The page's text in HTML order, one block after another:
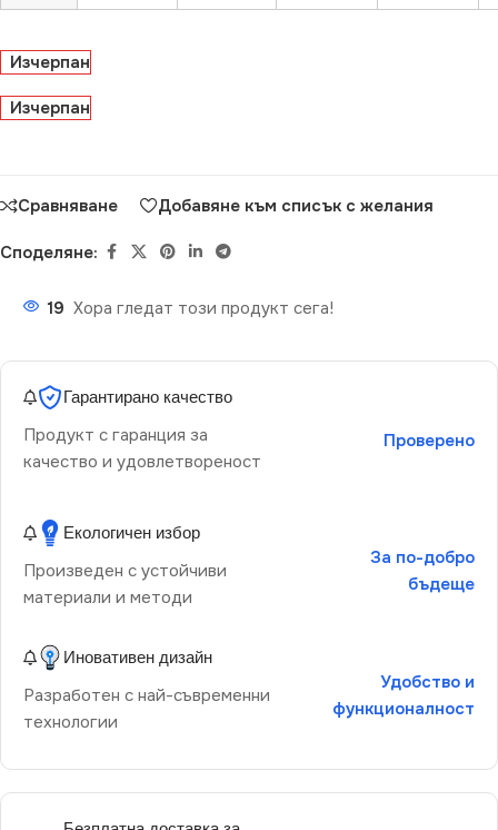
Изчерпан
Изчерпан
Сравняване Добавяне към списък с желания
Споделяне:
19 Хора гледат този продукт сега!
Гарантирано качество
Продукт с гаранция за
качество и удовлетвореност
Проверено
Екологичен избор
Произведен с устойчиви
материали и методи
За по-добро
бъдеще
Иновативен дизайн
Разработен с най-съвременни
технологии
Удобство и
функционалност